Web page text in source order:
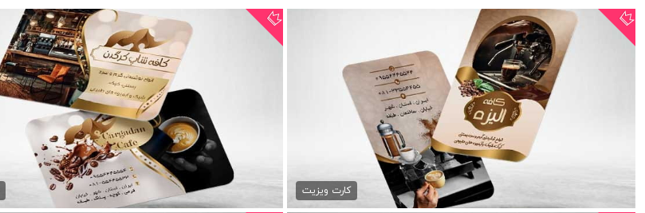
کارت ویزیت رنگی کافی شاپ
79,000 تومان
کارت ویزیت
کارت ویزیت آماده کافی شاپ
79,000 تومان